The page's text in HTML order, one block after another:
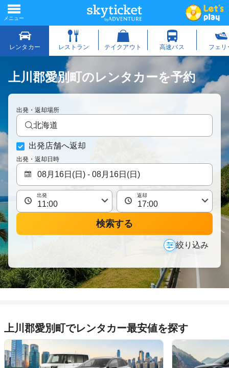
上川郡愛別町のレンタカーを予約
出発・返却場所
北海道
出発店舗へ返却
出発・返却日時
出発 返却
検索する
絞り込み
上川郡愛別町でレンタカー最安値を探す